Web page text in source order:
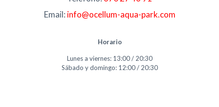
Email: info@ocellum-aqua-park.com
Horario
Lunes a viernes: 13:00 / 20:30
Sábado y domingo: 12:00 / 20:30